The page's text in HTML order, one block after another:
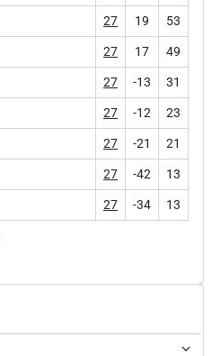
27 19 53
27 17 49
27 -13 31
27 -12 23
27 -21 21
27 -42 13
27 -34 13